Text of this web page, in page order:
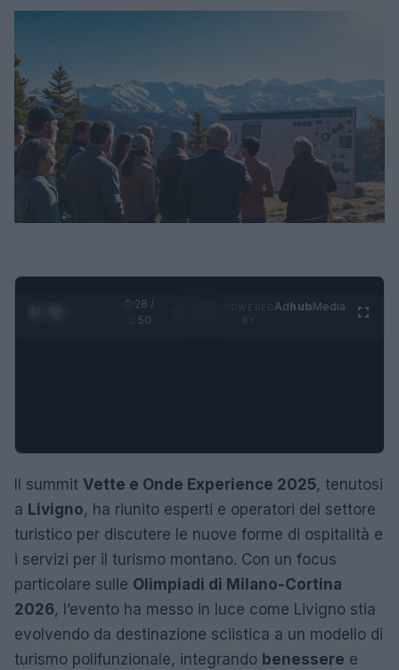
0:29 /
1:50
AdhubMedia
Il summit Vette e Onde Experience 2025, tenutosi
a Livigno, ha riunito esperti e operatori del settore
turistico per discutere le nuove forme di ospitalità e
i servizi per il turismo montano. Con un focus
particolare sulle Olimpiadi di Milano-Cortina
2026, l’evento ha messo in luce come Livigno stia
evolvendo da destinazione sciistica a un modello di
turismo polifunzionale, integrando benessere e